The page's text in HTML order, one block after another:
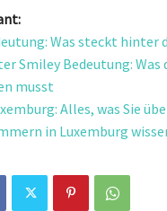
Was steckt hinter
Smiley Bedeutung: Was
musst
Alles, was Sie
in Luxemburg